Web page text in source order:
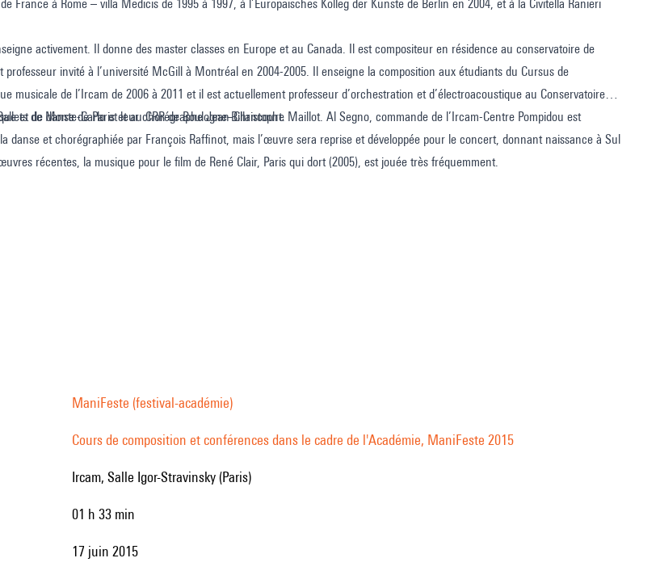
France à Rome – villa Medicis de 1995 à 1997, à l’Europaïsches Kolleg der Künste de Berlin en 2004, et à la Civitella Ranieri
activement. Il donne des master classes en Europe et au Canada. Il est compositeur en résidence au conservatoire de
professeur invité à l’université McGill à Montréal en 2004-2005. Il enseigne la composition aux étudiants du Cursus de
musicale de l’Ircam de 2006 à 2011 et il est actuellement professeur d’orchestration et d’électroacoustique au Conservatoire
et de danse de Paris et au CRR de Boulogne-Billancourt.
de Monte-Carlo et leur chorégraphe Jean-Christophe Maillot. Al Segno, commande de l’Ircam-Centre Pompidou est
danse et chorégraphiée par François Raffinot, mais l’œuvre sera reprise et développée pour le concert, donnant naissance à Sul
récentes, la musique pour le film de René Clair, Paris qui dort (2005), est jouée très fréquemment.
ManiFeste (festival-académie)
Cours de composition et conférences dans le cadre de l'Académie, ManiFeste 2015
Ircam, Salle Igor-Stravinsky (Paris)
01 h 33 min
17 juin 2015